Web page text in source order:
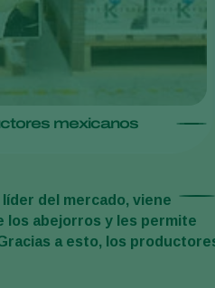
mexicanos
del mercado, viene
los abejorros y les permite
a esto, los